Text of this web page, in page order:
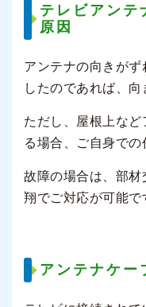
テレビアンテ
原因
アンテナの向きが
したのであれば、向
ただし、屋根上な
る場合、ご自身での
故障の場合は、部
翔でご対応が可能で
アンテナケー